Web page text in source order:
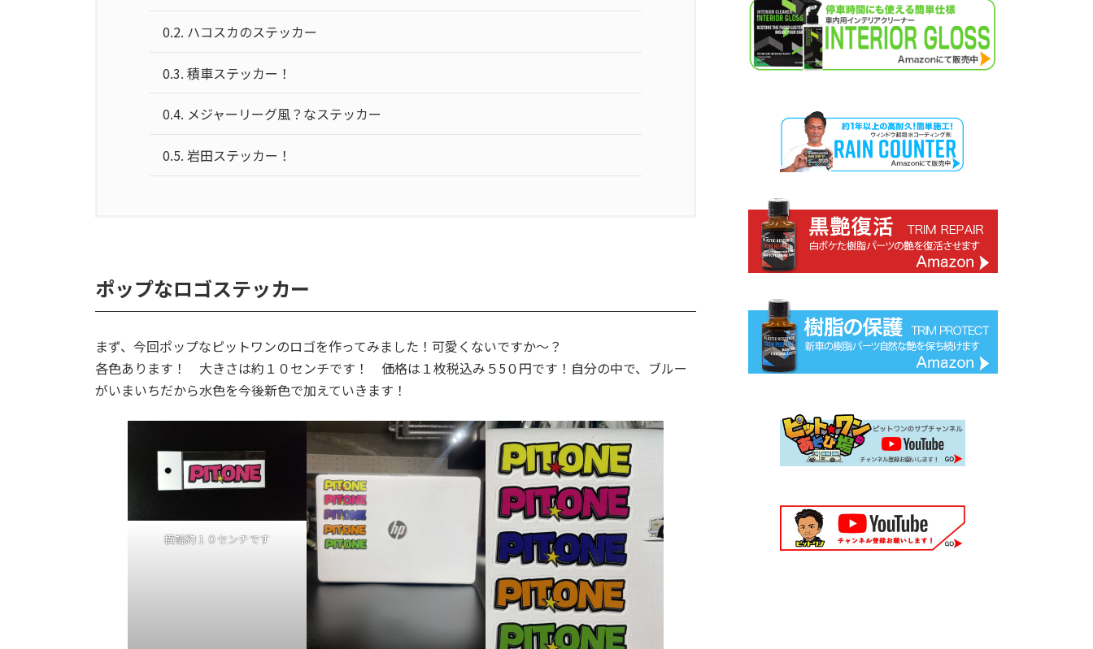
0.2. ハコスカのステッカー
0.3. 積車ステッカー！
0.4. メジャーリーグ風？なステッカー
0.5. 岩田ステッカー！
ポップなロゴステッカー
まず、今回ポップなピットワンのロゴを作ってみました！可愛くないですか～？
各色あります！ 大きさは約１０センチです！ 価格は１枚税込み５5０円です！自分の中で、ブルー
がいまいちだから水色を今後新色で加えていきます！
横幅約１０センチです